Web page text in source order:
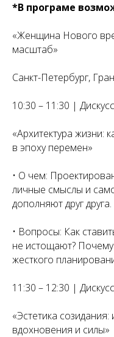
*В програме
«Женщина Нового
масштаб»
Санкт-Петербург,
10:30 – 11:30 |
«Архитектура жизни:
в эпоху перемен»
• О чем:
личные смыслы и
дополняют друг друга.
• Вопросы: Как
не истощают? Почему
жесткого
11:30 – 12:30 |
«Эстетика созидания:
вдохновения и силы»